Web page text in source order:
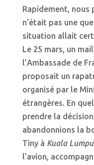
Rapidement, nous
n’était pas une
situation allait
Le 25 mars, un
l’Ambassade de
proposait un
organisé par le
étrangères. En
prendre la
abandonnions la
Tiny à Kuala
l’avion,